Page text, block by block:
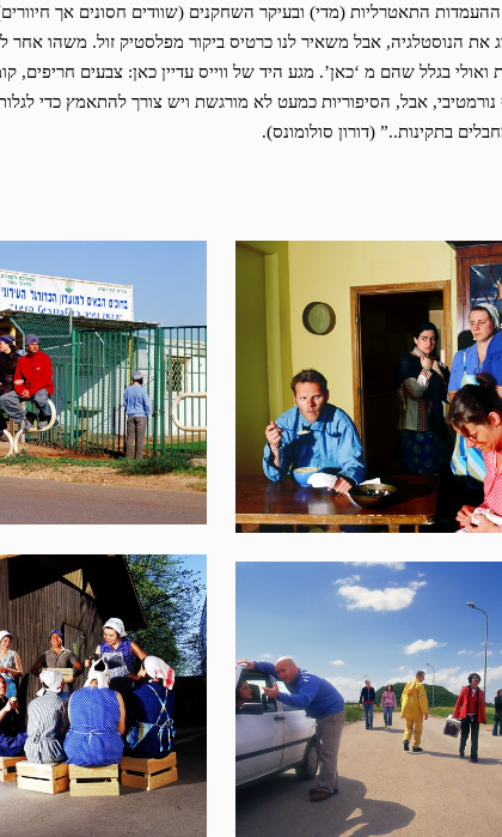
התאטרליות (מדי) ובעיקר השחקנים (שוודים חסונים אך
את הנוסטלגיה, אבל משאיר לנו כרטיס ביקור מפלסטיק זול. משהו אחר
בגלל שהם מ ‘כאן’. מגע היד של ווייס עדיין כאן: צבעים חריפים,
נורמטיבי, אבל, הסיפוריות כמעט לא מורגשת ויש צורך להתאמץ כדי
בתקינות..” (דורון סולומונס).